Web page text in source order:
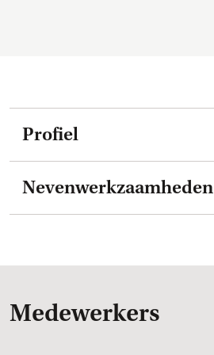
Profiel
Nevenwerkzaamheden
Medewerkers